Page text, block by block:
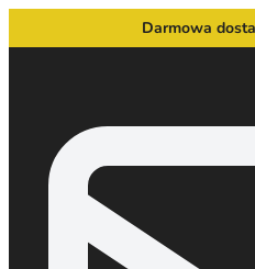
Darmowa